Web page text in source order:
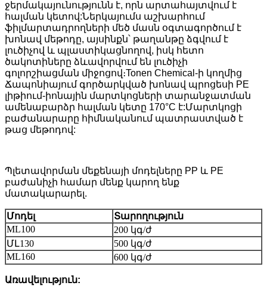
ջերմակայունությունն է, որն արտահայտվում է
հալման կետով:Ներկայումս աշխարհում
ֆիլմարտադրողների մեծ մասն օգտագործում է
խոնավ մեթոդը, այսինքն՝ թաղանթը ձգվում է
լուծիչով և պլաստիկացնողով, իսկ հետո
ծակոտիները ձևավորվում են լուծիչի
գոլորշիացման միջոցով։Tonen Chemical-ի կողմից
Ճապոնիայում գործարկված խոնավ պրոցեսի PE
լիթիում-իոնային մարտկոցների տարանջատման
ամենաբարձր հալման կետը 170°C է:Մարտկոցի
բաժանարարը հիմնականում պատրաստված է
թաց մեթոդով:
Պլետավորման մեքենայի մոդելները PP և PE
բաժանիչի համար մենք կարող ենք
մատակարարել.
Մոդել
Տարողություն
ML100
200 կգ/ժ
ՄԼ130
500 կգ/ժ
ML160
600 կգ/ժ
Առավելություն: